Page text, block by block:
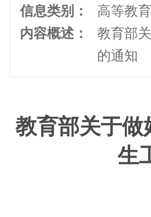
信息类别：
高等教育
内容概述：
教育部
的通知
教育部关于
生